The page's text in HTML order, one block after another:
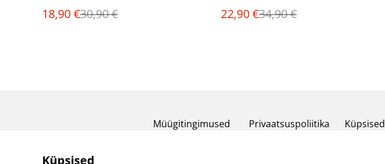
18,90 €30,90 € 22,90 €34,90 €
Müügitingimused Privaatsuspoliitika Küpsised
Küpsised